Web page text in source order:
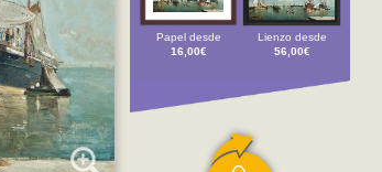
Papel desde
16,00€
Lienzo desde
56,00€